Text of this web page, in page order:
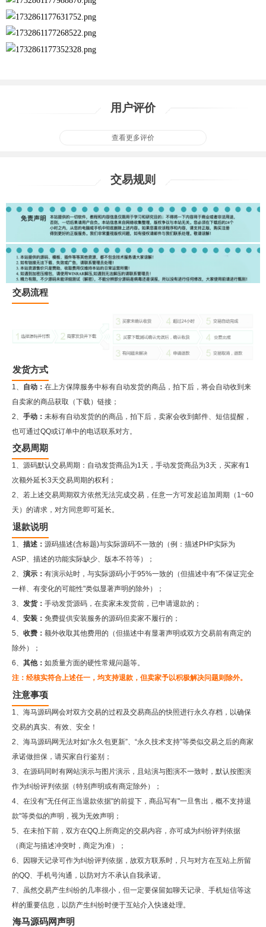
用户评价
查看更多评价
交易规则
交易流程
发货方式
1、 自动： 在上方保障服务中标有自动发货的商品，拍下后，将会自动收到来
自卖家的商品获取（下载）链接；
2、 手动： 未标有自动发货的的商品，拍下后，卖家会收到邮件、短信提醒，
也可通过QQ或订单中的电话联系对方。
交易周期
1、源码默认交易周期：自动发货商品为1天，手动发货商品为3天，买家有1
次额外延长3天交易周期的权利；
2、若上述交易周期双方依然无法完成交易，任意一方可发起追加周期（1~60
天）的请求，对方同意即可延长。
退款说明
1、 描述： 源码描述(含标题)与实际源码不一致的（例：描述PHP实际为
ASP、描述的功能实际缺少、版本不符等）；
2、 演示： 有演示站时，与实际源码小于95%一致的（但描述中有"不保证完全
一样、有变化的可能性"类似显著声明的除外）；
3、 发货： 手动发货源码，在卖家未发货前，已申请退款的；
4、 安装： 免费提供安装服务的源码但卖家不履行的；
5、 收费： 额外收取其他费用的（但描述中有显著声明或双方交易前有商定的
除外）；
6、 其他： 如质量方面的硬性常规问题等。
注：经核实符合上述任一，均支持退款，但卖家予以积极解决问题则除外。
注意事项
1、海马源码网会对双方交易的过程及交易商品的快照进行永久存档，以确保
交易的真实、有效、安全！
2、 海马源码网无法对如“永久包更新”、“永久技术支持”等类似交易之后的商家
承诺做担保，请买家自行鉴别；
3、在源码同时有网站演示与图片演示，且站演与图演不一致时，默认按图演
作为纠纷评判依据（特别声明或有商定除外）；
4、在没有"无任何正当退款依据"的前提下，商品写有"一旦售出，概不支持退
款"等类似的声明，视为无效声明；
5、在未拍下前，双方在QQ上所商定的交易内容，亦可成为纠纷评判依据
（商定与描述冲突时，商定为准）；
6、因聊天记录可作为纠纷评判依据，故双方联系时，只与对方在互站上所留
的QQ、手机号沟通，以防对方不承认自我承诺。
7、虽然交易产生纠纷的几率很小，但一定要保留如聊天记录、手机短信等这
样的重要信息，以防产生纠纷时便于互站介入快速处理。
海马源码网声明